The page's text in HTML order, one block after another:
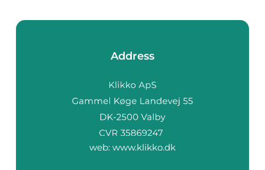
Address
web: www.klikko.dk